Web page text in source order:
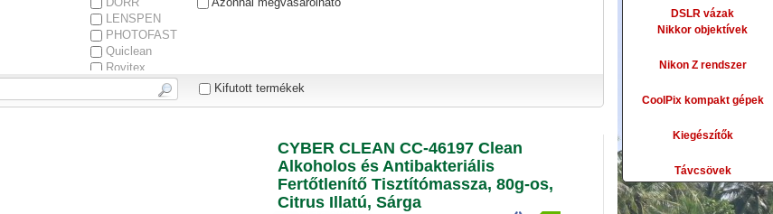
DSLR vázak
Nikkor objektívek
Nikon Z rendszer
CoolPix kompakt gépek
Kiegészítők
Távcsövek
LENSPEN
PHOTOFAST
Quiclean
Rovitex
Kifutott termékek
CYBER CLEAN CC-46197 Clean
Alkoholos és Antibakteriális
Fertőtlenítő Tisztítómassza, 80g-os,
Citrus Illatú, Sárga